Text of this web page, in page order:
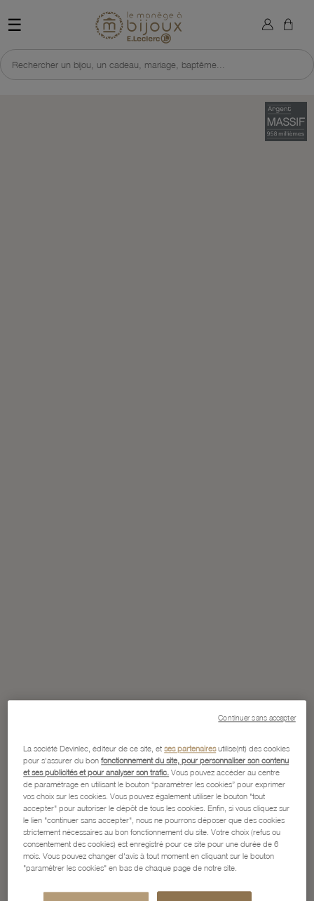
☰ Retour à l'accueil du site
Rechercher un bijou, un cadeau, mariage, baptême...
×
La société Devinlec, éditeur de ce site, etses partenairesutilise(nt) des cookies
pour s'assurer du bonfonctionnement du site, pour personnaliser son contenu
et ses publicités et pour analyser son trafic. Vous pouvez accéder au centre
de paramétrage en utilisant le bouton “paramétrer les cookies” pour exprimer
vos choix sur les cookies. Vous pouvez également utiliser le bouton "tout
accepter" pour autoriser le dépôt de tous les cookies. Enfin, si vous cliquez sur
le lien "continuer sans accepter", nous ne pourrons déposer que des cookies
strictement nécessaires au bon fonctionnement du site. Votre choix (refus ou
consentement des cookies) est enregistré pour ce site pour une durée de 6
mois. Vous pouvez changer d'avis à tout moment en cliquant sur le bouton
"paramétrer les cookies" en bas de chaque page de notre site.
Continuer sans accepter